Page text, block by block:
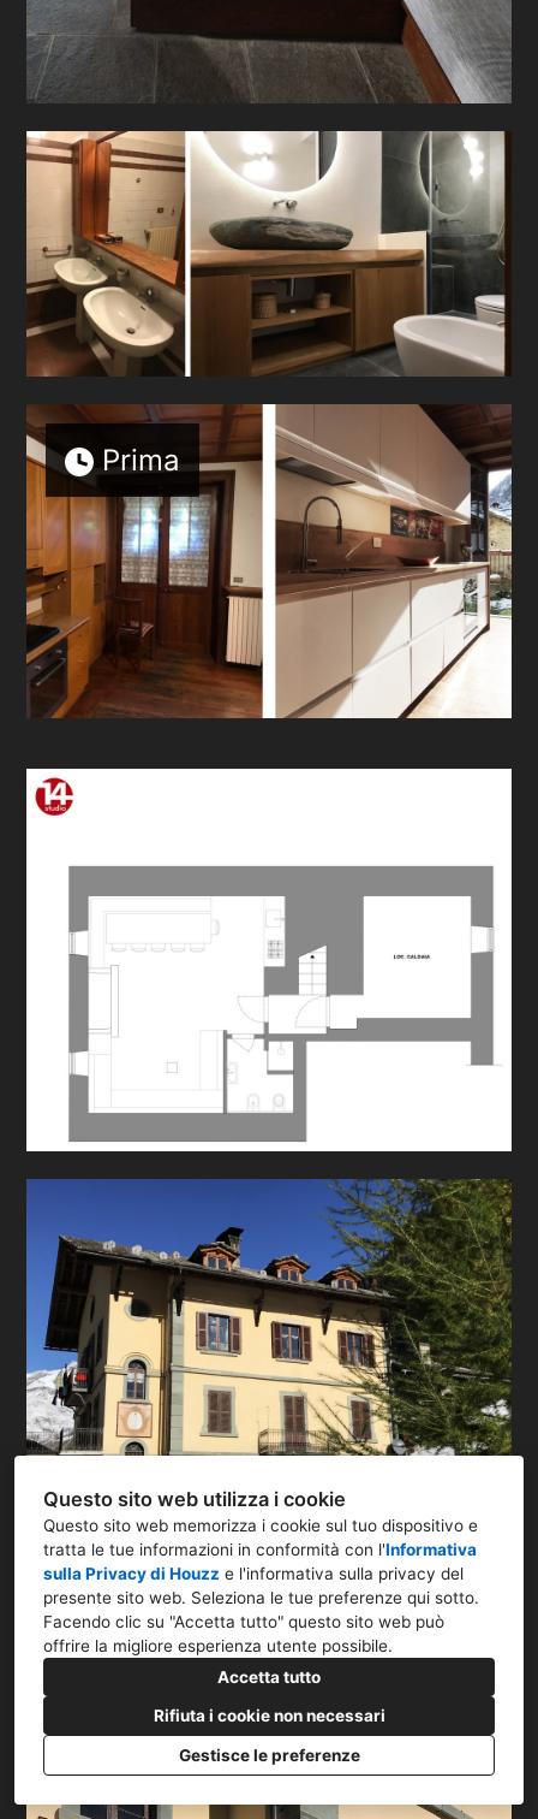
Questo sito web utilizza i cookie
Questo sito web memorizza i cookie sul tuo dispositivo e
tratta le tue informazioni in conformità con l'Informativa
sulla Privacy di Houzz e l'informativa sulla privacy del
presente sito web. Seleziona le tue preferenze qui sotto.
Facendo clic su "Accetta tutto" questo sito web può
offrire la migliore esperienza utente possibile.
Accetta tutto
Rifiuta i cookie non necessari
Gestisce le preferenze
Prima